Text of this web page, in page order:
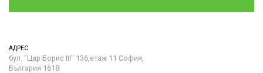
АДРЕС
бул. "Цар Борис III" 136,етаж 11 София,
България 1618